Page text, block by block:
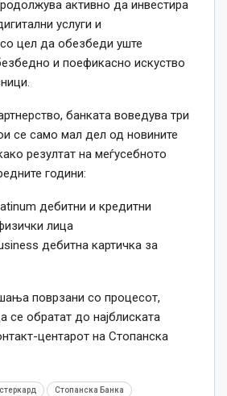
активно да инвестира
услуги и
цел да обезбеди уште
и поефикасно искуство
банката воведува три
се само мал дел од новините
резултат на меѓусебното
години:
дебитни и кредитни
лица
дебитна картичка за
поврзани со процесот,
се обратат до најблиската
центарот на Стопанска
Стопанска Банка